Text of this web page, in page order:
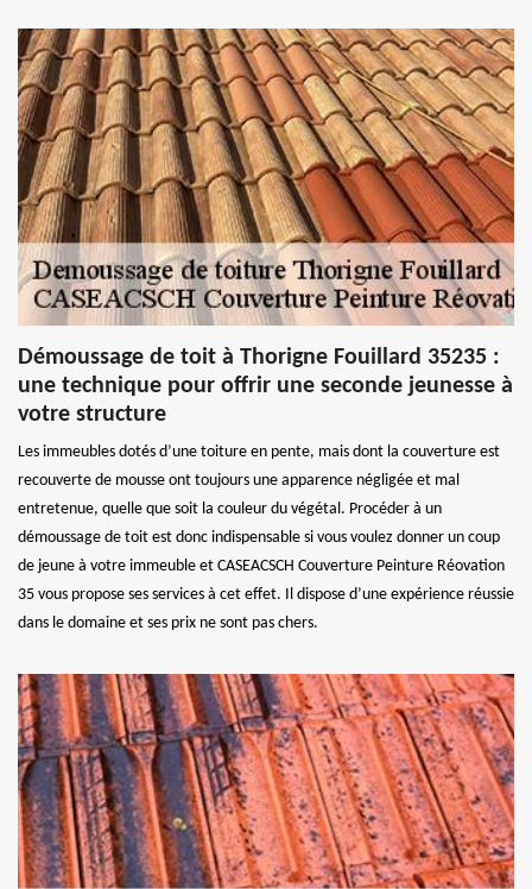
Démoussage de toit à Thorigne Fouillard 35235 :
une technique pour offrir une seconde jeunesse à
votre structure
Les immeubles dotés d’une toiture en pente, mais dont la couverture est
recouverte de mousse ont toujours une apparence négligée et mal
entretenue, quelle que soit la couleur du végétal. Procéder à un
démoussage de toit est donc indispensable si vous voulez donner un coup
de jeune à votre immeuble et CASEACSCH Couverture Peinture Réovation
35 vous propose ses services à cet effet. Il dispose d’une expérience réussie
dans le domaine et ses prix ne sont pas chers.